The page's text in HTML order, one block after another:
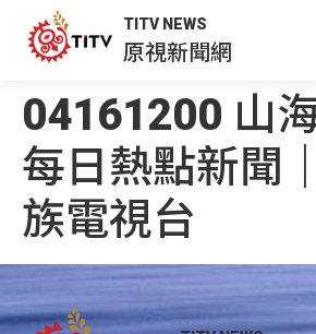
TITV NEWS
原視新聞網
04161200 山海
每日熱點新聞
族電視台